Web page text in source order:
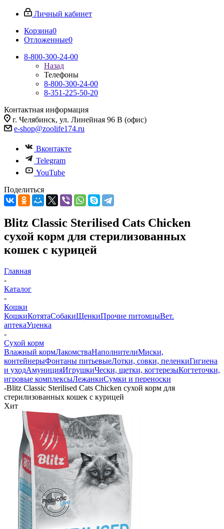
Личный кабинет
Корзина0
Отложенные0
8-800-300-24-00
Назад
Телефоны
8-800-300-24-00
8-351-225-50-20
Контактная информация
г. Челябинск, ул. Линейная 96 В (офис)
e-shop@zoolife174.ru
Вконтакте
Telegram
YouTube
Поделиться
Blitz Classic Sterilised Cats Chicken
сухой корм для стерилизованных
кошек с курицей
Главная
-
Каталог
-
Кошки
КошкиКотятаСобакиЩенкиПрочие питомцыВет.
аптекаУценка
-
Сухой корм
Влажный кормЛакомстваНаполнителиМиски,
контейнерыФонтаны питьевыеЛотки, совки, пеленкиГигиена
и уходАмуницияИгрушкиЧески, щетки, когтерезыКогтеточки,
игровые комплексыЛежанкиСумки и переноски
-Blitz Classic Sterilised Cats Chicken сухой корм для
стерилизованных кошек с курицей
Хит